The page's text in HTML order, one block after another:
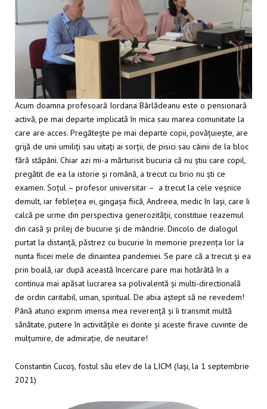
Acum doamna profesoară Iordana Bârlădeanu este o pensionară
activă, pe mai departe implicată în mica sau marea comunitate la
care are acces. Pregătește pe mai departe copii, povățuiește, are
grijă de unii umiliți sau uitați ai sorții, de pisici sau câinii de la bloc
fără stăpâni. Chiar azi mi-a mărturisit bucuria că nu știu care copil,
pregătit de ea la istorie și română, a trecut cu brio nu ști ce
examen. Soțul – profesor universitar – a trecut la cele veșnice
demult, iar feblețea ei, gingașa fiică, Andreea, medic în Iași, care îi
calcă pe urme din perspectiva generozității, constituie reazemul
din casă și prilej de bucurie și de mândrie. Dincolo de dialogul
purtat la distanță, păstrez cu bucurie în memorie prezența lor la
nunta fiicei mele de dinaintea pandemiei. Se pare că a trecut și ea
prin boală, iar după această încercare pare mai hotărâtă în a
continua mai apăsat lucrarea sa polivalentă și multi-directională
de ordin caritabil, uman, spiritual. De abia aștept să ne revedem!
Până atunci exprim imensa mea reverență și îi transmit multă
sănătate, putere în activitățile ei dorite și aceste firave cuvinte de
mulțumire, de admirație, de neuitare!
Constantin Cucoș, fostul său elev de la LICM (Iași, la 1 septembrie
2021)